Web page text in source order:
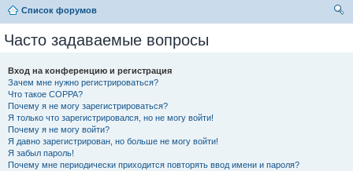
Список форумов
Часто задаваемые вопросы
Вход на конференцию и регистрация
Зачем мне нужно регистрироваться?
Что такое COPPA?
Почему я не могу зарегистрироваться?
Я только что зарегистрировался, но не могу войти!
Почему я не могу войти?
Я давно зарегистрирован, но больше не могу войти!
Я забыл пароль!
Почему мне периодически приходится повторять ввод имени и пароля?